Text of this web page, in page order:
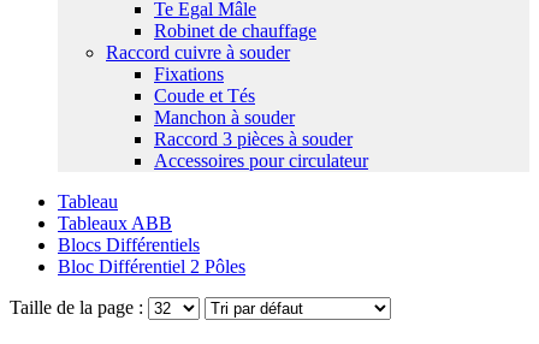
Te Egal Mâle
Robinet de chauffage
Raccord cuivre à souder
Fixations
Coude et Tés
Manchon à souder
Raccord 3 pièces à souder
Accessoires pour circulateur
Tableau
Tableaux ABB
Blocs Différentiels
Bloc Différentiel 2 Pôles
Taille de la page :